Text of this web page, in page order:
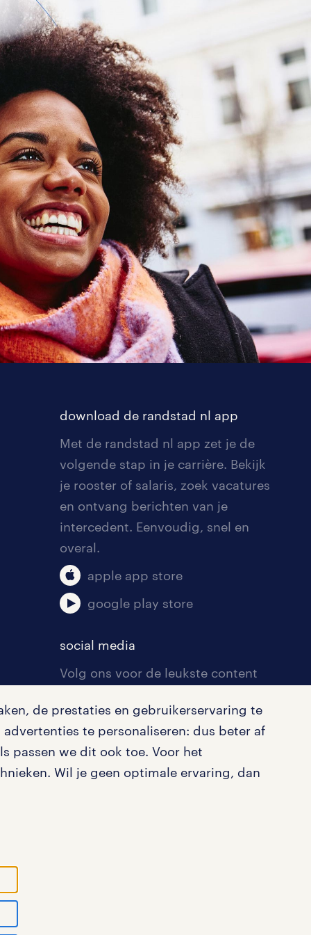
de prestaties en gebruikerservaring te
te personaliseren: dus beter af
passen we dit ook toe. Voor het
Wil je geen optimale ervaring, dan
download de randstad nl app
Met de randstad nl app zet je de
volgende stap in je carrière. Bekijk
je rooster of salaris, zoek vacatures
en ontvang berichten van je
intercedent. Eenvoudig, snel en
overal.
apple app store
google play store
social media
Volg ons voor de leukste content
inspiratie.